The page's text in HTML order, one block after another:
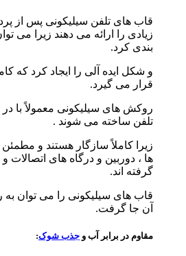
قاب های تلفن سیلیکونی پس از
زیادی را ارائه می دهند زیرا می
بندی کرد.
و شکل ایده آلی را ایجاد کرد که
قرار می گیرد.
روکش های سیلیکونی معمولاً با
تلفن ساخته می شوند .
زیرا کاملاً سازگار هستند و
ها ، دوربین و درگاه های اتصالات و
گرفته اند.
قاب های سیلیکونی را می توان به
آن جا گرفت.
مقاوم در برابر آب و جذب شوک: